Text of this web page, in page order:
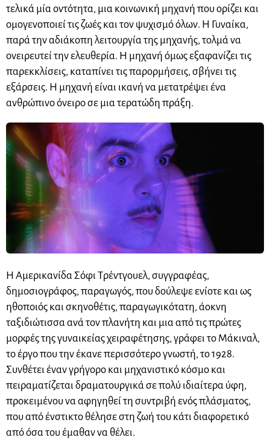
τελικά μία οντότητα, μια κοινωνική μηχανή που ορίζει και
ομογενοποιεί τις ζωές και τον ψυχισμό όλων. Η Γυναίκα,
παρά την αδιάκοπη λειτουργία της μηχανής, τολμά να
ονειρευτεί την ελευθερία. Η μηχανή όμως εξαφανίζει τις
παρεκκλίσεις, καταπίνει τις παρορμήσεις, σβήνει τις
εξάρσεις. Η μηχανή είναι ικανή να μετατρέψει ένα
ανθρώπινο όνειρο σε μια τερατώδη πράξη.
Η Αμερικανίδα Σόφι Τρέντγουελ, συγγραφέας,
δημοσιογράφος, παραγωγός, που δούλεψε ενίοτε και ως
ηθοποιός και σκηνοθέτις, παραγωγικότατη, άοκνη
ταξιδιώτισσα ανά τον πλανήτη και μια από τις πρώτες
μορφές της γυναικείας χειραφέτησης, γράφει το Μάκιναλ,
το έργο που την έκανε περισσότερο γνωστή, το 1928.
Συνθέτει έναν γρήγορο και μηχανιστικό κόσμο και
πειραματίζεται δραματουργικά σε πολύ ιδιαίτερα ύφη,
προκειμένου να αφηγηθεί τη συντριβή ενός πλάσματος,
που από ένστικτο θέλησε στη ζωή του κάτι διαφορετικό
από όσα του έμαθαν να θέλει.